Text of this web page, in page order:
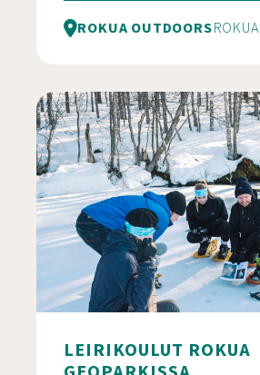
ROKUA OUTDOORSROKUA
LEIRIKOULUT ROKUA